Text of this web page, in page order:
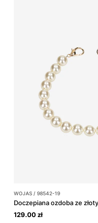
WOJAS / 98542-19
129.00 zł